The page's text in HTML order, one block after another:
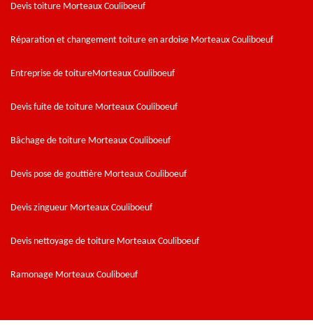
Devis toiture Morteaux Couliboeuf
Réparation et changement toiture en ardoise Morteaux Couliboeuf
Entreprise de toitureMorteaux Couliboeuf
Devis fuite de toiture Morteaux Couliboeuf
Bâchage de toiture Morteaux Couliboeuf
Devis pose de gouttière Morteaux Couliboeuf
Devis zingueur Morteaux Couliboeuf
Devis nettoyage de toiture Morteaux Couliboeuf
Ramonage Morteaux Couliboeuf